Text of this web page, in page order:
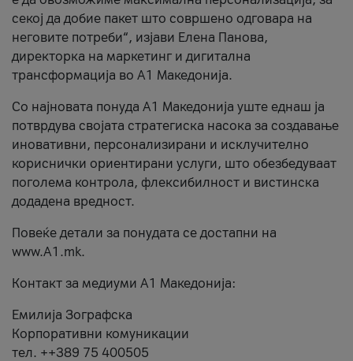
секој да добие пакет што совршено одговара на
неговите потреби“, изјави Елена Панова,
директорка на маркетинг и дигитална
трансформација во А1 Македонија.
Со најновата понуда А1 Македонија уште еднаш ја
потврдува својата стратегиска насока за создавање
иновативни, персонализирани и исклучително
кориснички ориентирани услуги, што обезбедуваат
поголема контрола, флексибилност и вистинска
додадена вредност.
Повеќе детали за понудата се достапни на
www.А1.mk.
Контакт за медиуми А1 Македонија:
Емилија Зографска
Корпоративни комуникации
тел. ++389 75 400505